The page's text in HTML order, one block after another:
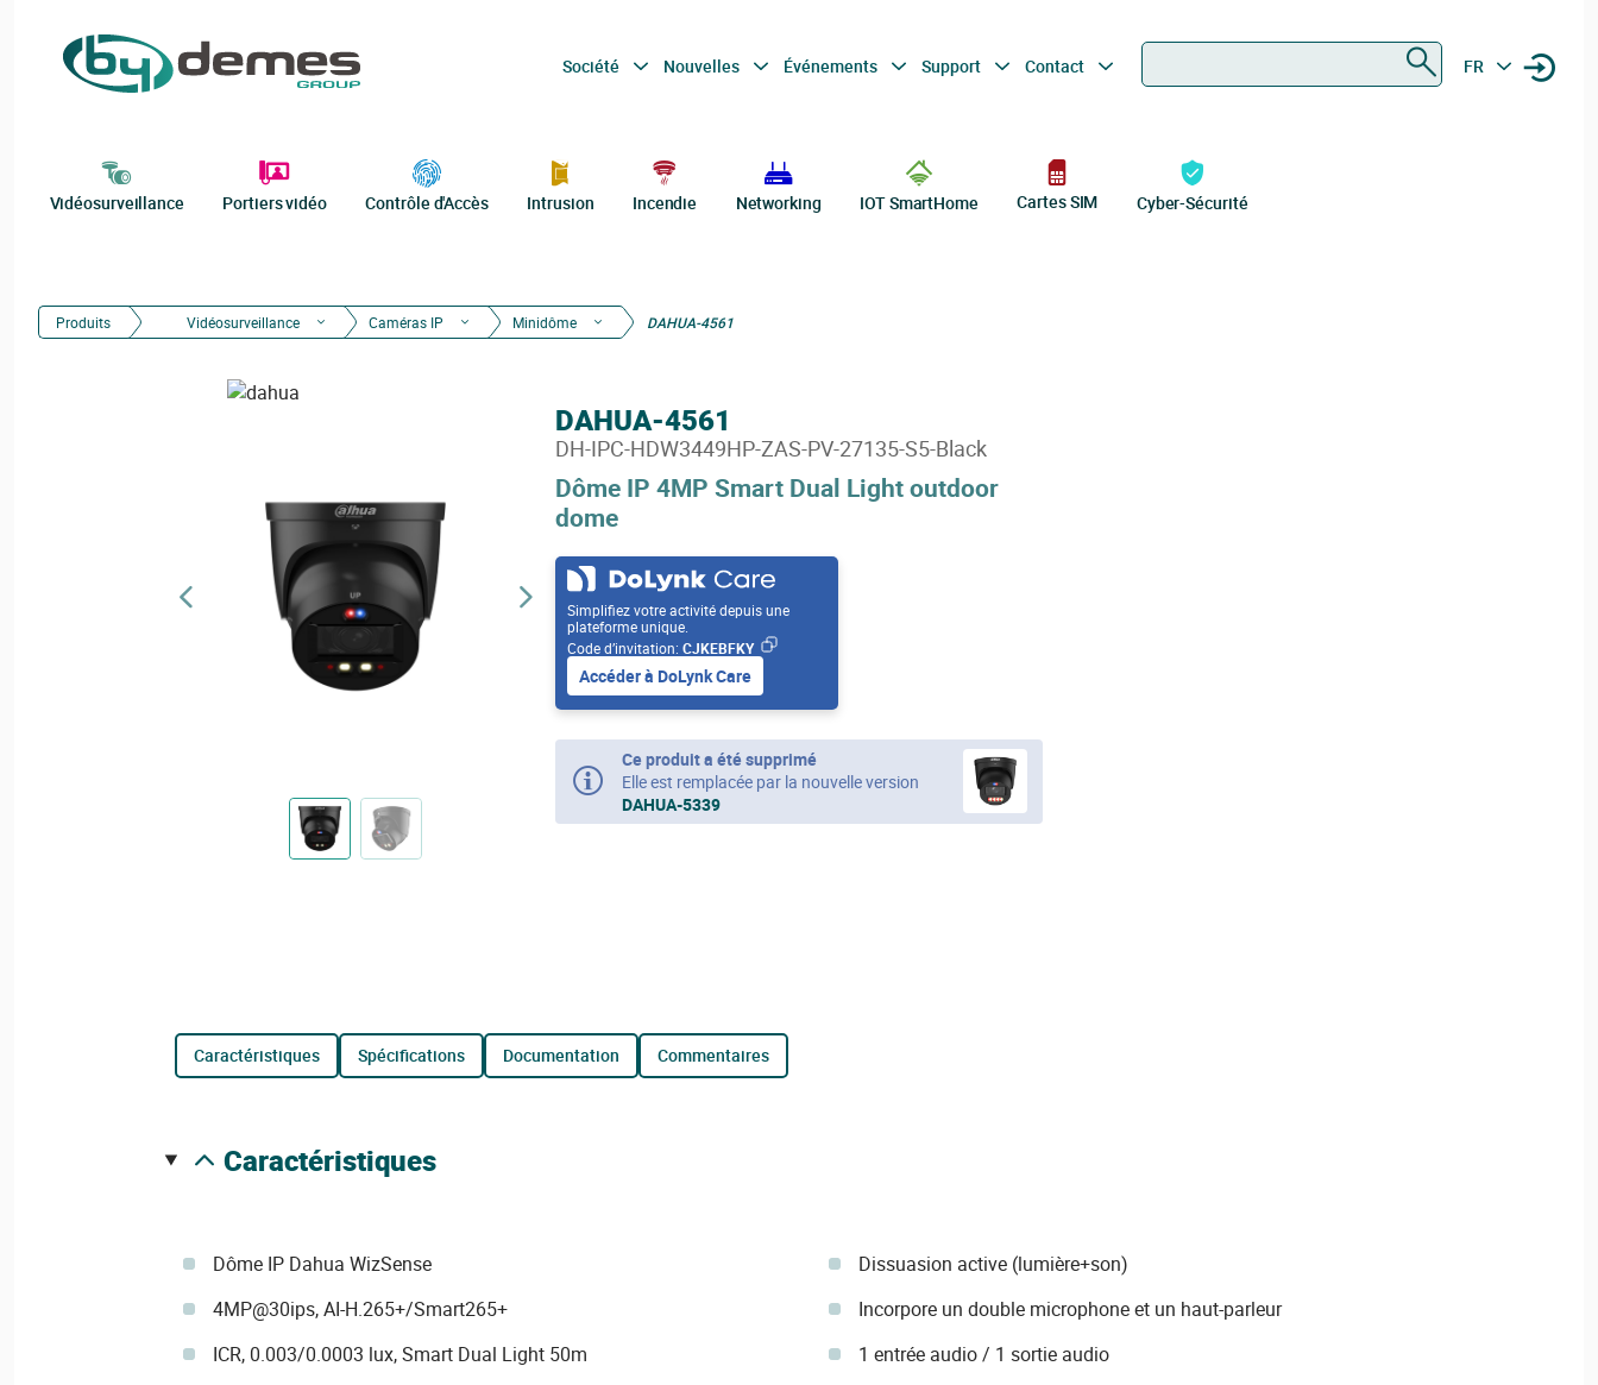
Société Nouvelles Événements Support Contact FR
Vidéosurveillance Portiers vidéo Contrôle d'Accès Intrusion Incendie Networking IOT SmartHome Cartes SIM Cyber-Sécurité
Produits Vidéosurveillance Caméras IP Minidôme DAHUA-4561
Dôme IP 4MP Smart Dual Light outdoor
dome
DAHUA-4561
DH-IPC-HDW3449HP-ZAS-PV-27135-S5-Black
Simplifiez votre activité depuis une
plateforme unique.
Code d’invitation: CJKEBFKY
Accéder à DoLynk Care
Ce produit a été supprimé
Elle est remplacée par la nouvelle version
DAHUA-5339
caractéristiques spécifications documentation commentaires
caractéristiques
Dôme IP Dahua WizSense
4MP@30ips, AI-H.265+/Smart265+
ICR, 0.003/0.0003 lux, Smart Dual Light 50m
Dissuasion active (lumière+son)
Incorpore un double microphone et un haut-parleur
1 entrée audio / 1 sortie audio